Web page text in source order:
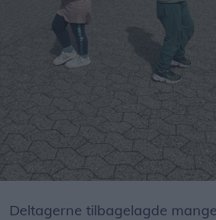
Deltagerne tilbagelagde